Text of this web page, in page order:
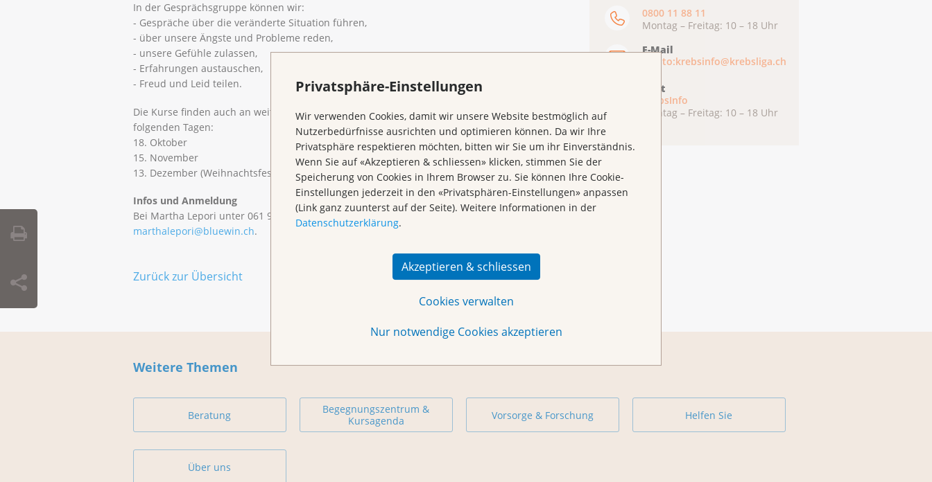
Privatsphäre-Einstellungen
Wir verwenden Cookies, damit wir unsere Website bestmöglich auf
Nutzerbedürfnisse ausrichten und optimieren können. Da wir Ihre
Privatsphäre respektieren möchten, bitten wir Sie um ihr Einverständnis.
Wenn Sie auf «Akzeptieren & schliessen» klicken, stimmen Sie der
Speicherung von Cookies in Ihrem Browser zu. Sie können Ihre Cookie-
Einstellungen jederzeit in den «Privatsphären-Einstellungen» anpassen
(Link ganz zuunterst auf der Seite). Weitere Informationen in der
Datenschutzerklärung.
Akzeptieren & schliessen
Cookies verwalten
Nur notwendige Cookies akzeptieren
In der Gesprächsgruppe können wir:
- Gespräche über die veränderte Situation führen,
- über unsere Ängste und Probleme reden,
- unsere Gefühle zulassen,
- Erfahrungen austauschen,
- Freud und Leid teilen.
Die Kurse finden auch an weiteren Daten statt, jeweils am Mittwoch von 14 bis 17 Uhr an
folgenden Tagen:
18. Oktober
15. November
13. Dezember (Weihnachtsfestli)
Infos und Anmeldung
Bei Martha Lepori unter 061 901 22 46 oder 079 486 74 81, oder via
marthalepori@bluewin.ch.
Zurück zur Übersicht
0800 11 88 11
Montag – Freitag: 10 – 18 Uhr
E-Mail
mailto:krebsinfo@krebsliga.ch
Chat
KrebsInfo
Montag – Freitag: 10 – 18 Uhr
Weitere Themen
Beratung
Begegnungszentrum &
Kursagenda
Vorsorge & Forschung Helfen Sie
Über uns